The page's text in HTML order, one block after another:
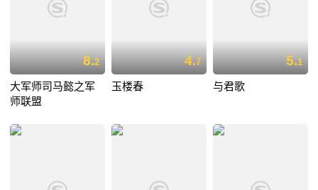
8.2
大军师司马懿之军
师联盟
4.7
玉楼春
5.1
与君歌